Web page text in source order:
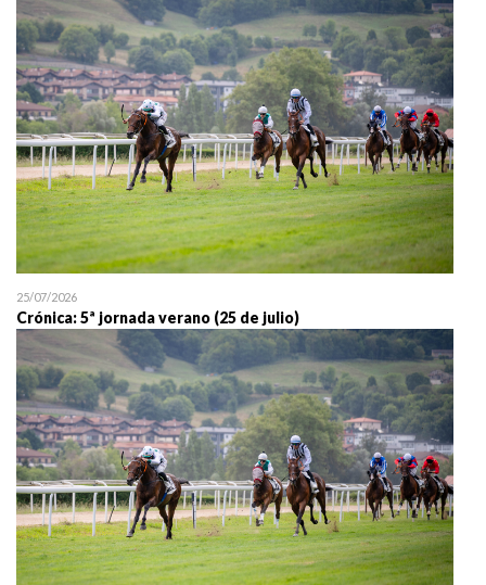
25/07/2026
Crónica: 5ª jornada verano (25 de julio)